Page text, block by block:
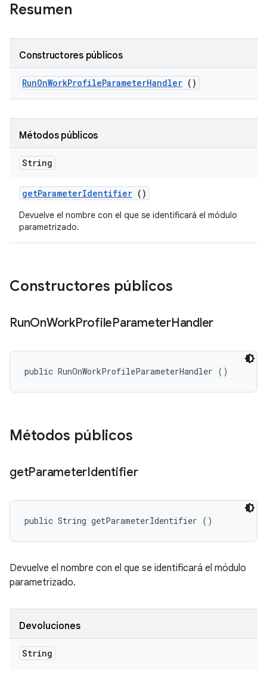
Resumen
Constructores públicos
RunOnWorkProfileParameterHandler ()
Métodos públicos
String
getParameterIdentifier ()
Devuelve el nombre con el que se identificará el módulo
parametrizado.
Constructores públicos
RunOnWorkProfileParameterHandler
public RunOnWorkProfileParameterHandler ()
Métodos públicos
getParameterIdentifier
public String getParameterIdentifier ()
Devuelve el nombre con el que se identificará el módulo
parametrizado.
Devoluciones
String